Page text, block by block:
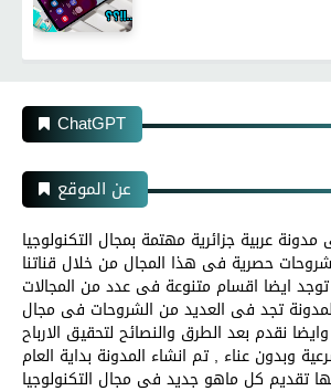
ChatGPT
عن الموقع
عربية جزائرية مهتمة بمجال التكنولوجيا
حصرية فى هذا المجال من خلال قناتنا
ايضا اقسام متنوعة فى عدد من المجالات
تجد فى العديد من الشروحات فى مجال
وايضا نقدم بعد الطرق والنصائح لتحقيق الارباح
وبدون عناء , تم انشاء المدونة بداية العام
منها تقديم كل ماهو جديد فى مجال التكنولوجيا